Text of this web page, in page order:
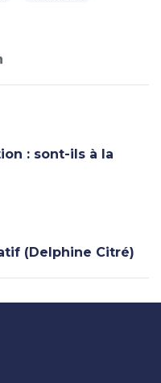
: sont-ils à la
(Delphine Citré)